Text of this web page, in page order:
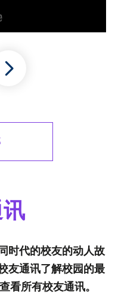
时代的校友的动人故
友通讯了解校园的最
看所有校友通讯。